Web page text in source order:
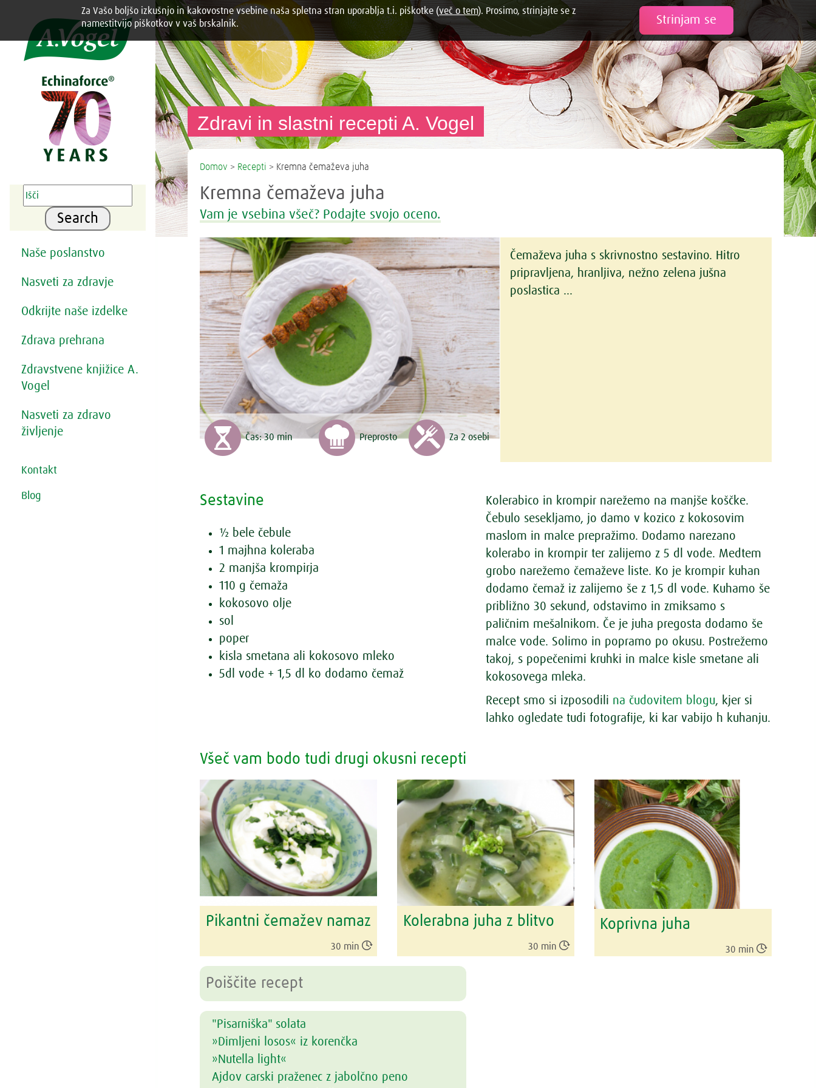

Search
Naše poslanstvo
Nasveti za zdravje
Odkrijte naše izdelke
Zdrava prehrana
Zdravstvene knjižice A.
Vogel
Nasveti za zdravo
življenje
Kontakt
Blog
Zdravi in slastni recepti A. Vogel
Domov > Recepti > Kremna čemaževa juha
Kremna čemaževa juha
Vam je vsebina všeč? Podajte svojo oceno.
Čas:30 min Preprosto Za 2 osebi
Čemaževa juha s skrivnostno sestavino. Hitro
pripravljena, hranljiva, nežno zelena jušna
poslastica ...
Sestavine
½ bele čebule
1 majhna koleraba
2 manjša krompirja
110 g čemaža
kokosovo olje
sol
poper
kisla smetana ali kokosovo mleko
5dl vode + 1,5 dl ko dodamo čemaž
Kolerabico in krompir narežemo na manjše koščke.
Čebulo sesekljamo, jo damo v kozico z kokosovim
maslom in malce prepražimo. Dodamo narezano
kolerabo in krompir ter zalijemo z 5 dl vode. Medtem
grobo narežemo čemaževe liste. Ko je krompir kuhan
dodamo čemaž iz zalijemo še z 1,5 dl vode. Kuhamo še
približno 30 sekund, odstavimo in zmiksamo s
paličnim mešalnikom. Če je juha pregosta dodamo še
malce vode. Solimo in popramo po okusu. Postrežemo
takoj, s popečenimi kruhki in malce kisle smetane ali
kokosovega mleka.
Recept smo si izposodili na čudovitem blogu, kjer si
lahko ogledate tudi fotografije, ki kar vabijo h kuhanju.
Všeč vam bodo tudi drugi okusni recepti
Pikantni čemažev namaz
30 min
Kolerabna juha z blitvo
30 min 
Koprivna juha
30 min 
"Pisarniška" solata
»Dimljeni losos« iz korenčka
»Nutella light«
Ajdov carski praženec z jabolčno peno
Strinjam se
Za Vašo boljšo izkušnjo in kakovostne vsebine naša spletna stran uporablja t.i. piškotke (več o tem). Prosimo, strinjajte se z
namestitvijo piškotkov v vaš brskalnik.
Share this selection Tweet